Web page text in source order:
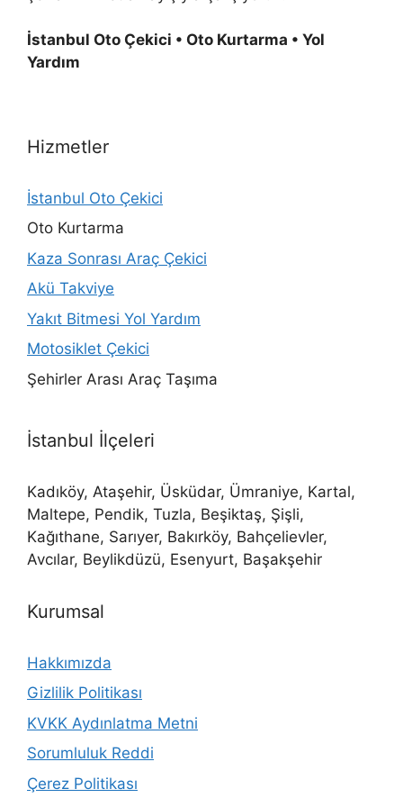
İstanbul Oto Çekici • Oto Kurtarma • Yol
Yardım
Hizmetler
İstanbul Oto Çekici
Oto Kurtarma
Kaza Sonrası Araç Çekici
Akü Takviye
Yakıt Bitmesi Yol Yardım
Motosiklet Çekici
Şehirler Arası Araç Taşıma
İstanbul İlçeleri
Kadıköy, Ataşehir, Üsküdar, Ümraniye, Kartal,
Maltepe, Pendik, Tuzla, Beşiktaş, Şişli,
Kağıthane, Sarıyer, Bakırköy, Bahçelievler,
Avcılar, Beylikdüzü, Esenyurt, Başakşehir
Kurumsal
Hakkımızda
Gizlilik Politikası
KVKK Aydınlatma Metni
Sorumluluk Reddi
Çerez Politikası